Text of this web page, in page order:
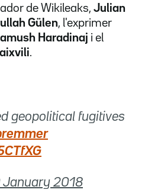
de Wikileaks, Julian
Gülen, l'exprimer
Haradinaj i el
.
geopolitical fugitives
January 2018